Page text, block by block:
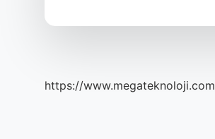
https://www.megateknoloji.com